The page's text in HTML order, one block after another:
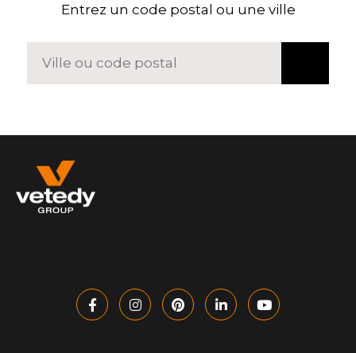
Entrez un code postal ou une ville